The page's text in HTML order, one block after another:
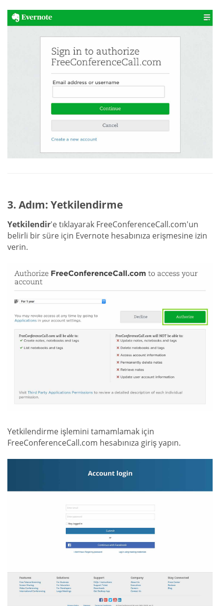
3. Adım: Yetkilendirme
Yetkilendir'e tıklayarak FreeConferenceCall.com'un
belirli bir süre için Evernote hesabınıza erişmesine izin
verin.
Yetkilendirme işlemini tamamlamak için
FreeConferenceCall.com hesabınıza giriş yapın.